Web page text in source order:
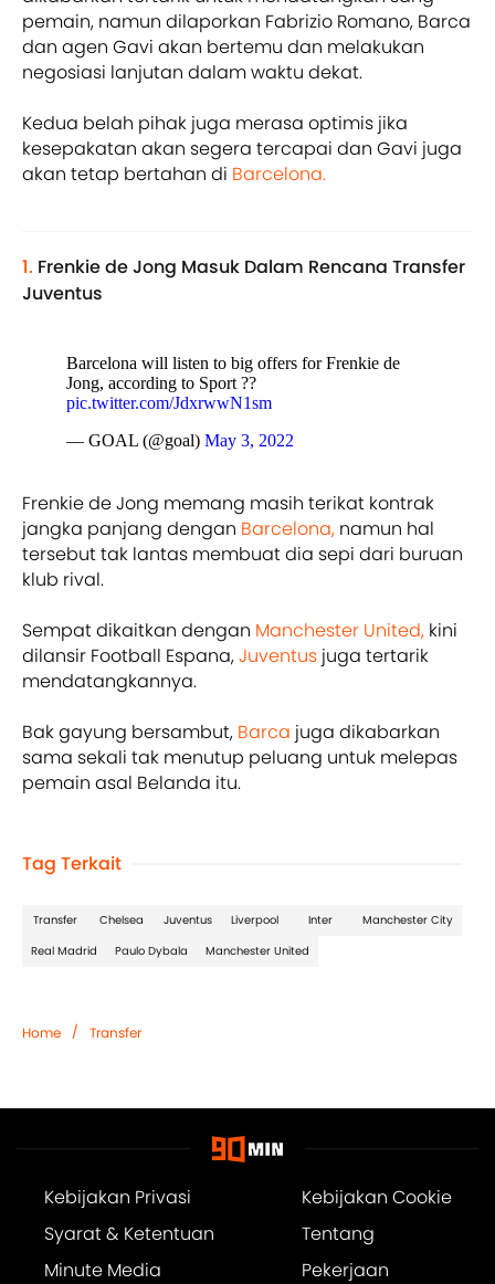
pemain, namun dilaporkan Fabrizio Romano, Barca
dan agen Gavi akan bertemu dan melakukan
negosiasi lanjutan dalam waktu dekat.
Kedua belah pihak juga merasa optimis jika
kesepakatan akan segera tercapai dan Gavi juga
akan tetap bertahan di Barcelona.
1. Frenkie de Jong Masuk Dalam Rencana Transfer
Juventus
Barcelona will listen to big offers for Frenkie de
Jong, according to Sport ??
pic.twitter.com/JdxrwwN1sm
— GOAL (@goal) May 3, 2022
Frenkie de Jong memang masih terikat kontrak
jangka panjang dengan Barcelona, namun hal
tersebut tak lantas membuat dia sepi dari buruan
klub rival.
Sempat dikaitkan dengan Manchester United, kini
dilansir Football Espana,Juventus juga tertarik
mendatangkannya.
Bak gayung bersambut, Barca juga dikabarkan
sama sekali tak menutup peluang untuk melepas
pemain asal Belanda itu.
Tag Terkait
Transfer Chelsea Juventus Liverpool Inter
Manchester City
Real Madrid
Paulo Dybala Manchester United
Home / Transfer
Kebijakan Privasi
Kebijakan Cookie
Syarat & Ketentuan
Tentang
Minute Media
Pekerjaan